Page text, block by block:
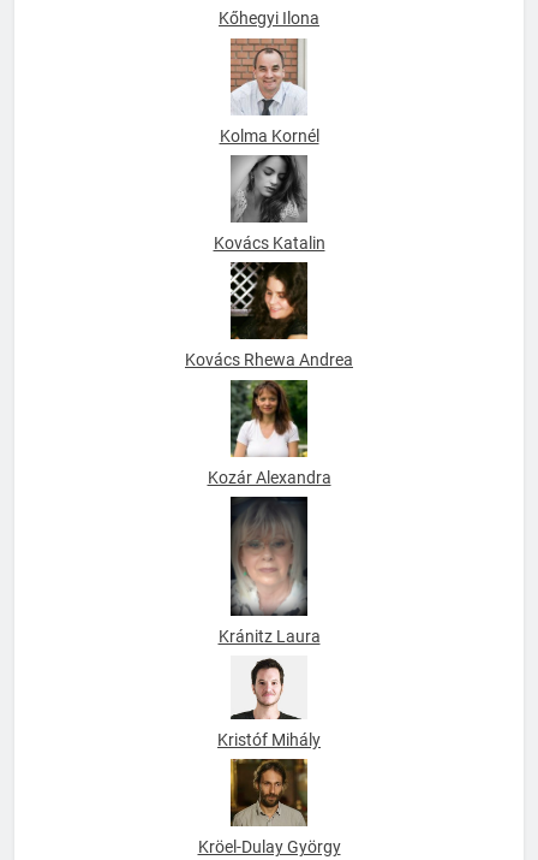
Kőhegyi Ilona
Kolma Kornél
Kovács Katalin
Kovács Rhewa Andrea
Kozár Alexandra
Kránitz Laura
Kristóf Mihály
Kröel-Dulay György